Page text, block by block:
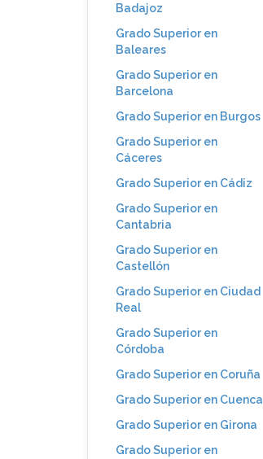
Badajoz
Grado Superior en
Baleares
Grado Superior en
Barcelona
Grado Superior en Burgos
Grado Superior en
Cáceres
Grado Superior en Cádiz
Grado Superior en
Cantabria
Grado Superior en
Castellón
Grado Superior en Ciudad
Real
Grado Superior en
Córdoba
Grado Superior en Coruña
Grado Superior en Cuenca
Grado Superior en Girona
Grado Superior en